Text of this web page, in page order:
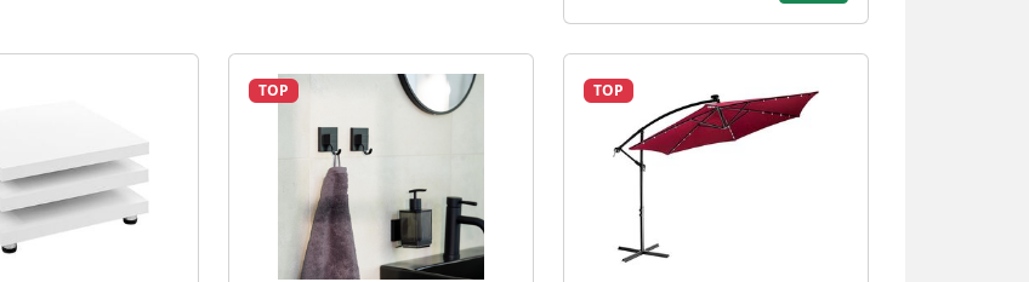
TOP TOP